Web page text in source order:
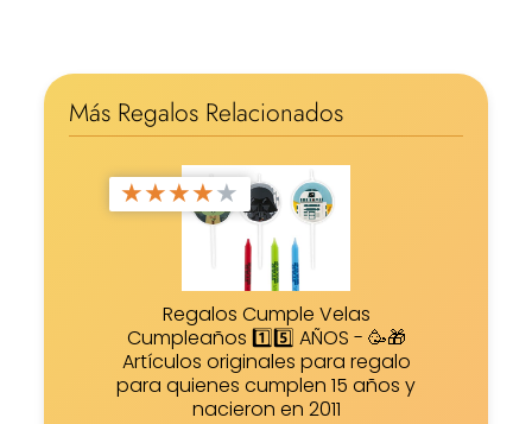
Más Regalos Relacionados
★★★★★
Regalos Cumple Velas
Cumpleaños 1️⃣5️⃣ AÑOS - 🥳🎁
Artículos originales para regalo
para quienes cumplen 15 años y
nacieron en 2011